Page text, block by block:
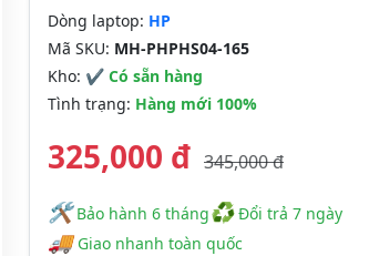
Dòng laptop: HP
Mã SKU: MH-PHPHS04-165
Kho: ✔ Có sẵn hàng
Tình trạng: Hàng mới 100%
325,000 đ 345,000 đ
🛠️️ Bảo hành 6 tháng♻Đổi trả 7 ngày
🚚Giao nhanh toàn quốc